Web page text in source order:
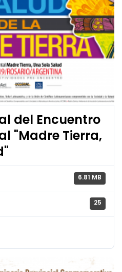
del Encuentro
"Madre Tierra,
6.81 MB
25